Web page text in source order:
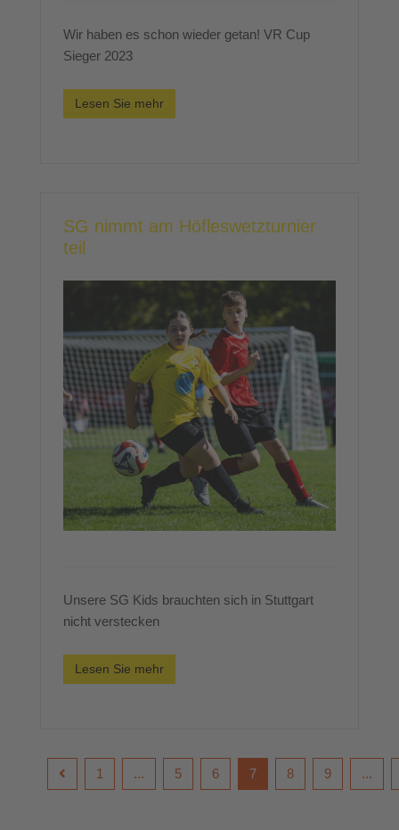
Wir haben es schon wieder getan! VR Cup
Sieger 2023
Lesen Sie mehr
SG nimmt am Höfleswetzturnier
teil
Unsere SG Kids brauchten sich in Stuttgart
nicht verstecken
Lesen Sie mehr
1 ... 5 6 7 8 9 ...